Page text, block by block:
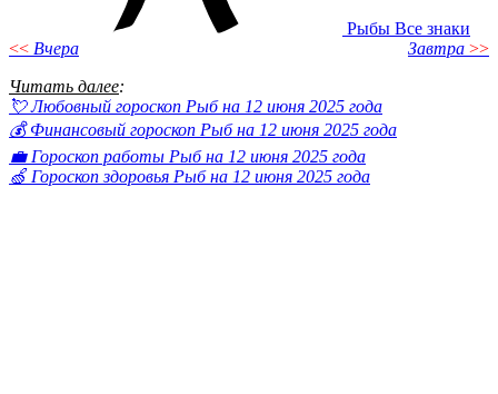
Рыбы Все знаки
<< Вчера Завтра >>
Читать далее:
💘 Любовный гороскоп Рыб на 12 июня 2025 года
💰 Финансовый гороскоп Рыб на 12 июня 2025 года
💼 Гороскоп работы Рыб на 12 июня 2025 года
🍏 Гороскоп здоровья Рыб на 12 июня 2025 года